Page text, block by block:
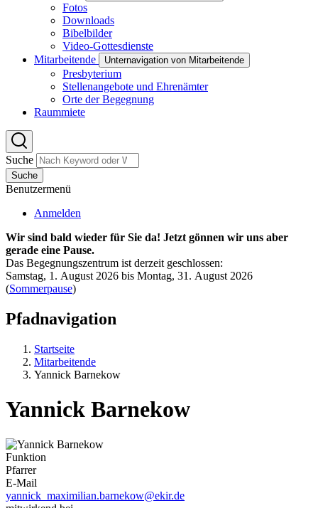
Fotos
Downloads
Bibelbilder
Video-Gottesdienste
Mitarbeitende
Unternavigation von Mitarbeitende
Presbyterium
Stellenangebote und Ehrenämter
Orte der Begegnung
Raummiete
Suche
Suche
Benutzermenü
Anmelden
Wir sind bald wieder für Sie da! Jetzt gönnen wir uns aber
gerade eine Pause.
Das Begegnungszentrum ist derzeit geschlossen:
Samstag, 1. August 2026 bis Montag, 31. August 2026
(Sommerpause)
Pfadnavigation
Startseite
Mitarbeitende
Yannick Barnekow
Yannick Barnekow
Funktion
Pfarrer
E-Mail
yannick_maximilian.barnekow@ekir.de